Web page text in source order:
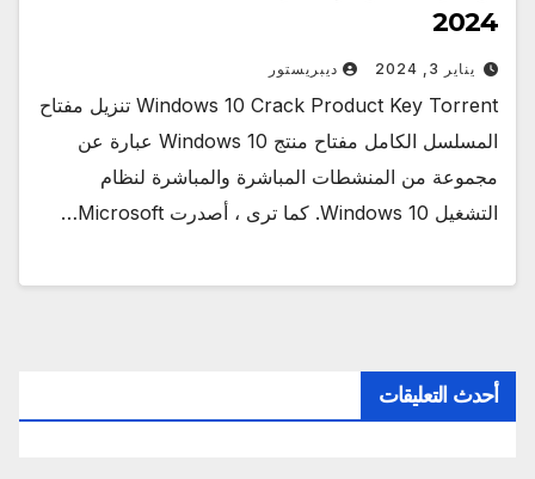
2024
يناير 3, 2024 ديبريستور
Windows 10 Crack Product Key Torrent تنزيل مفتاح
المسلسل الكامل مفتاح منتج Windows 10 عبارة عن
مجموعة من المنشطات المباشرة والمباشرة لنظام
التشغيل Windows 10. كما ترى ، أصدرت Microsoft…
أحدث التعليقات